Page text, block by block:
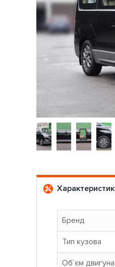
Бренд
Тип кузова
Об`єм двигуна